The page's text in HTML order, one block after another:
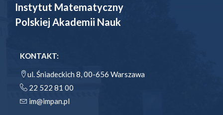
Instytut Matematyczny
Polskiej Akademii Nauk
KONTAKT:
ul. Śniadeckich 8, 00-656 Warszawa
22 522 81 00
im@impan.pl